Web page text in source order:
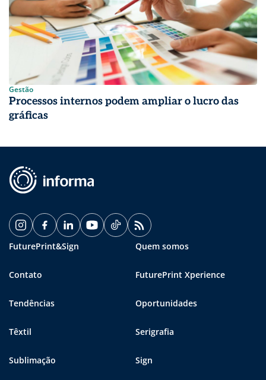
Gestão
Processos internos podem ampliar o lucro das
gráficas
FuturePrint&Sign Quem somos
Contato FuturePrint Xperience
Tendências Oportunidades
Têxtil Serigrafia
Sublimação Sign